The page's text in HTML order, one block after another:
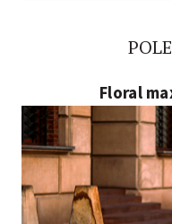
Floral